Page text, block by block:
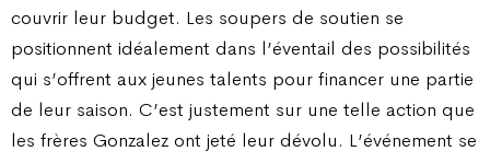
couvrir leur budget. Les soupers de soutien se
positionnent idéalement dans l’éventail des possibilités
qui s’offrent aux jeunes talents pour financer une partie
de leur saison. C’est justement sur une telle action que
les frères Gonzalez ont jeté leur dévolu. L’événement se